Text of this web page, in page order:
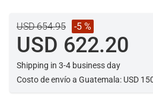
USD 654.95 -5 %
USD 622.20
Shipping in 3-4 business day
Costo de envío a Guatemala: USD